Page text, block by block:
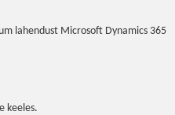
lahendust Microsoft Dynamics 365
keeles.